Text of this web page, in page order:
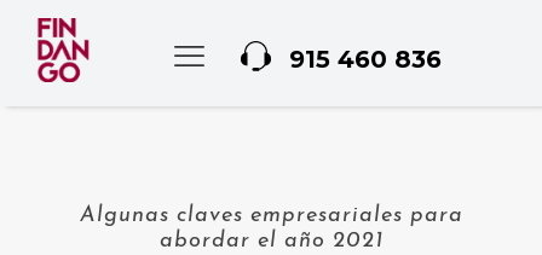
915 460 836
Algunas claves empresariales para
abordar el año 2021